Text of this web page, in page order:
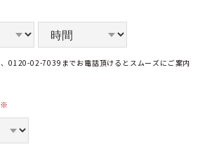
0120-02-7039までお電話頂けるとスムーズにご案内
※